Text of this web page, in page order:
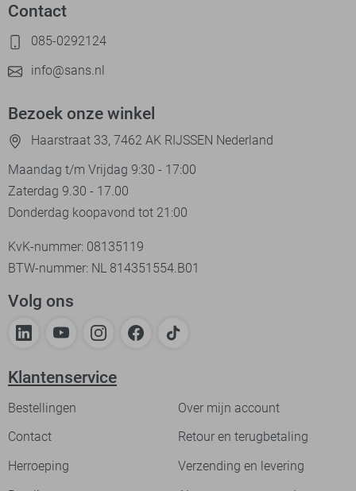
Contact
085-0292124
info@sans.nl
Bezoek onze winkel
Haarstraat 33, 7462 AK RIJSSEN Nederland
Maandag t/m Vrijdag 9:30 - 17:00
Zaterdag 9.30 - 17.00
Donderdag koopavond tot 21:00
KvK-nummer: 08135119
BTW-nummer: NL 814351554.B01
Volg ons
Klantenservice
Bestellingen
Over mijn account
Contact
Retour en terugbetaling
Herroeping
Verzending en levering